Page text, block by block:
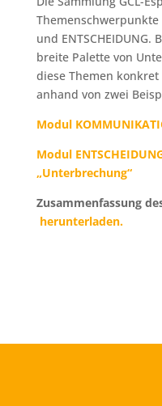
Themenschwerpunkte
und
breite Palette von
diese Themen
anhand von zwei
Modul
Modul
„Unterbrechung“
Zusammenfassung
herunterladen.